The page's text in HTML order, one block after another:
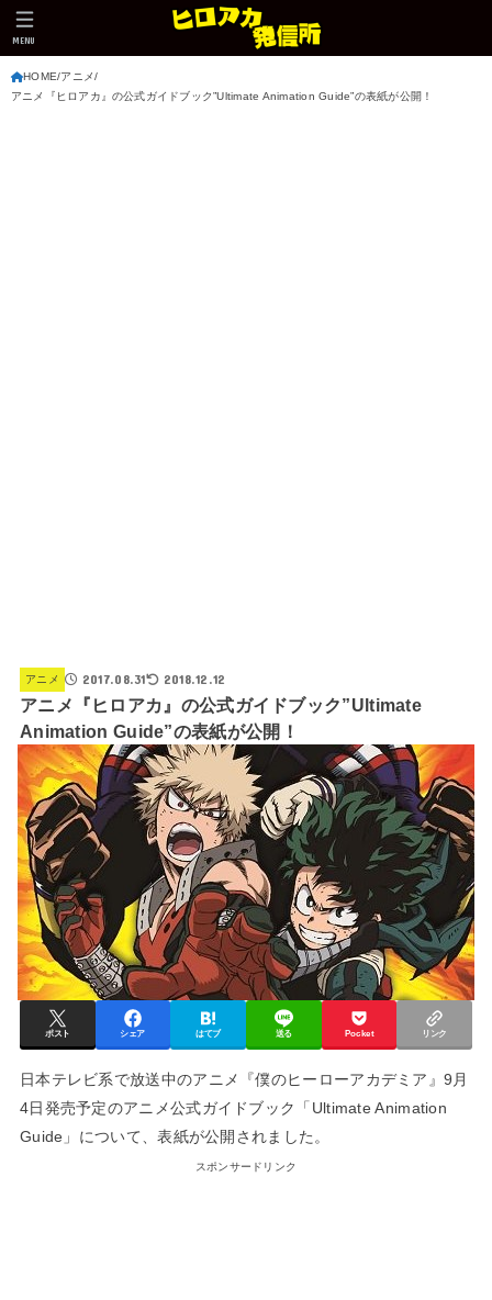
MENU
HOME アニメ
アニメ『ヒロアカ』の公式ガイドブック”Ultimate Animation Guide”の表紙が公開！
アニメ 2017.08.31 2018.12.12
アニメ『ヒロアカ』の公式ガイドブック”Ultimate
Animation Guide”の表紙が公開！
ポスト シェア はてブ 送る Pocket リンク
日本テレビ系で放送中のアニメ『僕のヒーローアカデミア』9月
4日発売予定のアニメ公式ガイドブック「Ultimate Animation
Guide」について、表紙が公開されました。
スポンサードリンク